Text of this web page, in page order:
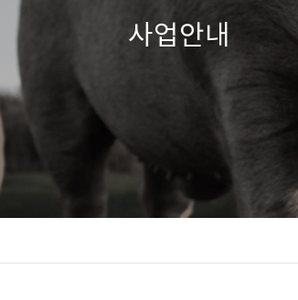
사업안내